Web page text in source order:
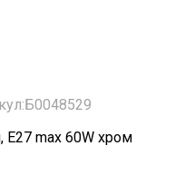
max 60W хром